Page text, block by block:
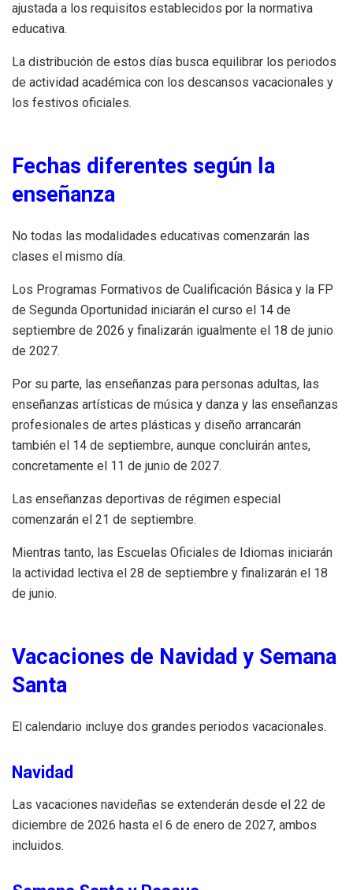
ajustada a los requisitos establecidos por la normativa
educativa.
La distribución de estos días busca equilibrar los periodos
de actividad académica con los descansos vacacionales y
los festivos oficiales.
Fechas diferentes según la
enseñanza
No todas las modalidades educativas comenzarán las
clases el mismo día.
Los Programas Formativos de Cualificación Básica y la FP
de Segunda Oportunidad iniciarán el curso el 14 de
septiembre de 2026 y finalizarán igualmente el 18 de junio
de 2027.
Por su parte, las enseñanzas para personas adultas, las
enseñanzas artísticas de música y danza y las enseñanzas
profesionales de artes plásticas y diseño arrancarán
también el 14 de septiembre, aunque concluirán antes,
concretamente el 11 de junio de 2027.
Las enseñanzas deportivas de régimen especial
comenzarán el 21 de septiembre.
Mientras tanto, las Escuelas Oficiales de Idiomas iniciarán
la actividad lectiva el 28 de septiembre y finalizarán el 18
de junio.
Vacaciones de Navidad y Semana
Santa
El calendario incluye dos grandes periodos vacacionales.
Navidad
Las vacaciones navideñas se extenderán desde el 22 de
diciembre de 2026 hasta el 6 de enero de 2027, ambos
incluidos.